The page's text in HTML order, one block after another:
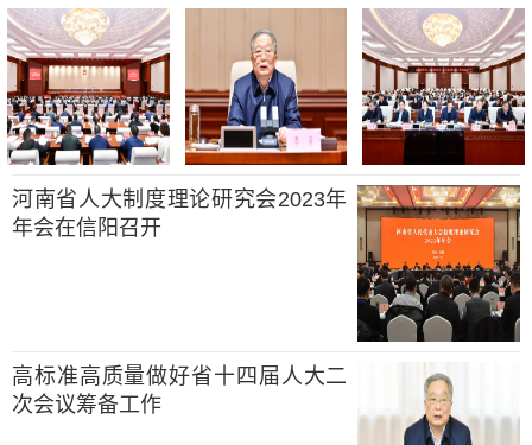
河南省人大制度理论研究会2023年
年会在信阳召开
高标准高质量做好省十四届人大二
次会议筹备工作